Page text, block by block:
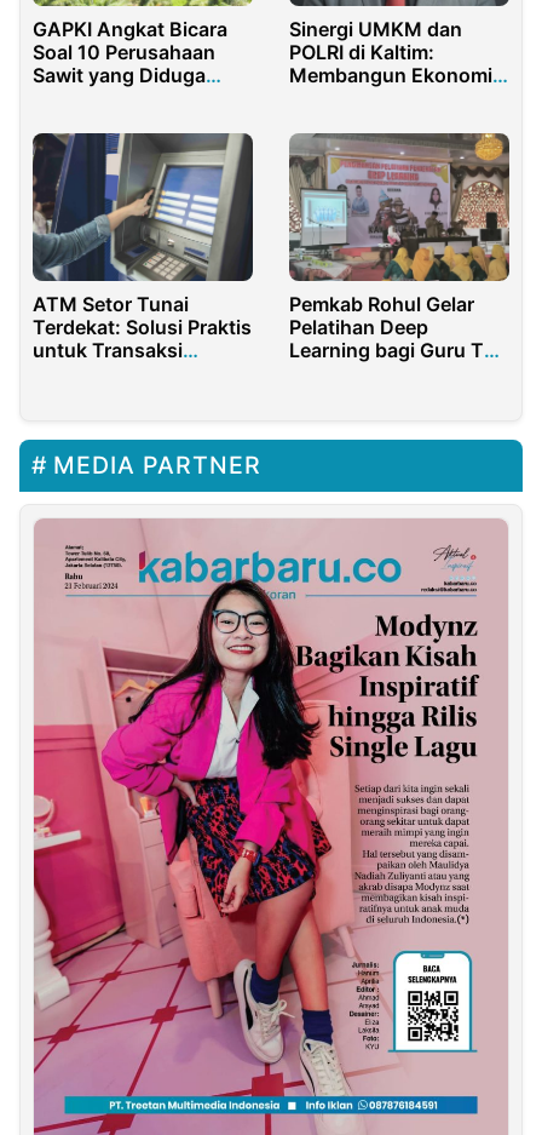
GAPKI Angkat Bicara
Soal 10 Perusahaan
Sawit yang Diduga
Sinergi UMKM dan
POLRI di Kaltim:
Membangun Ekonomi
ATM Setor Tunai
Terdekat: Solusi Praktis
untuk Transaksi
Pemkab Rohul Gelar
Pelatihan Deep
Learning bagi Guru TK
MEDIA PARTNER